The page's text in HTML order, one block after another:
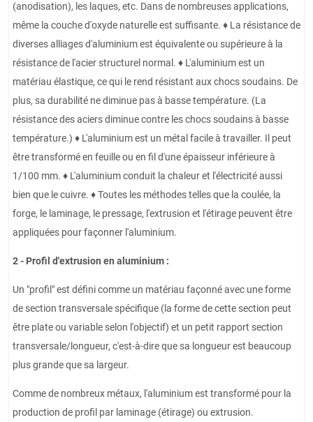
(anodisation), les laques, etc. Dans de nombreuses applications,
même la couche d'oxyde naturelle est suffisante. ♦ La résistance de
diverses alliages d'aluminium est équivalente ou supérieure à la
résistance de l'acier structurel normal. ♦ L'aluminium est un
matériau élastique, ce qui le rend résistant aux chocs soudains. De
plus, sa durabilité ne diminue pas à basse température. (La
résistance des aciers diminue contre les chocs soudains à basse
température.) ♦ L'aluminium est un métal facile à travailler. Il peut
être transformé en feuille ou en fil d'une épaisseur inférieure à
1/100 mm. ♦ L'aluminium conduit la chaleur et l'électricité aussi
bien que le cuivre. ♦ Toutes les méthodes telles que la coulée, la
forge, le laminage, le pressage, l'extrusion et l'étirage peuvent être
appliquées pour façonner l'aluminium.
2 - Profil d'extrusion en aluminium :
Un "profil" est défini comme un matériau façonné avec une forme
de section transversale spécifique (la forme de cette section peut
être plate ou variable selon l'objectif) et un petit rapport section
transversale/longueur, c'est-à-dire que sa longueur est beaucoup
plus grande que sa largeur.
Comme de nombreux métaux, l'aluminium est transformé pour la
production de profil par laminage (étirage) ou extrusion.